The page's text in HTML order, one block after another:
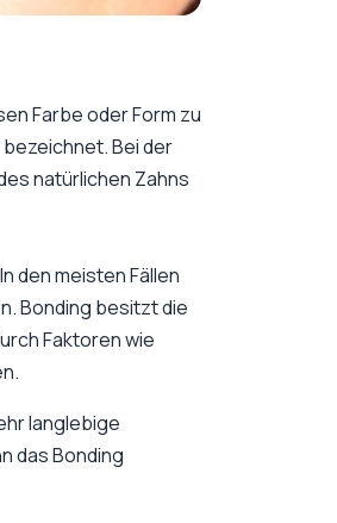
Farbe oder Form zu
Bei der
natürlichen Zahns
den meisten Fällen
Bonding besitzt die
Faktoren wie
langlebige
das Bonding